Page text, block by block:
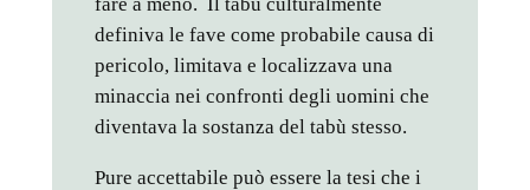
definiva le fave come probabile causa di
pericolo, limitava e localizzava una
minaccia nei confronti degli uomini che
diventava la sostanza del tabù stesso.
Pure accettabile può essere la tesi che i